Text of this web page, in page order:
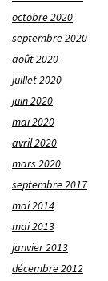
octobre 2020
septembre 2020
août 2020
juillet 2020
juin 2020
mai 2020
avril 2020
mars 2020
septembre 2017
mai 2014
mai 2013
janvier 2013
décembre 2012